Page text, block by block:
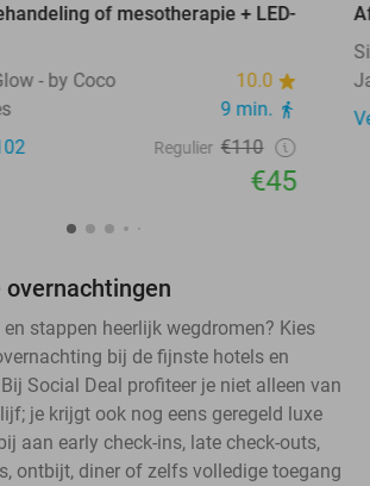
of mesotherapie + LED-
- by Coco
10.0
9 min.
Regulier €110
€45
stappen heerlijk wegdromen? Kies
bij de fijnste hotels en
Social Deal profiteer je niet alleen van
je krijgt ook nog eens geregeld luxe
aan early check-ins, late check-outs,
ontbijt, diner of zelfs volledige toegang